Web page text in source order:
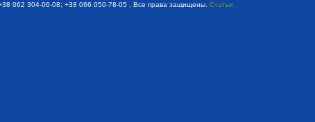
062 304-06-08; +38 066 050-78-05 , Все права защищены. Статьи